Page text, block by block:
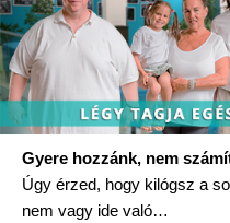
Gyere hozzánk, nem
Úgy érzed, hogy kilógsz a
nem vagy ide való…